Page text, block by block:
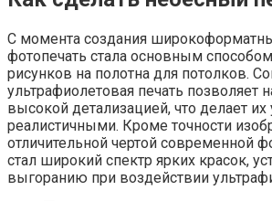
С момента создания
фотопечать стала основным
рисунков на полотна для потолков.
ультрафиолетовая печать позволяет
высокой детализацией, что делает их
реалистичными. Кроме точности
отличительной чертой современной
стал широкий спектр ярких красок,
выгоранию при воздействии